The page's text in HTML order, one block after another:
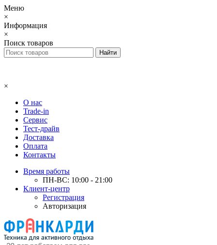
Меню
×
Информация
×
Поиск товаров
×
О нас
Trade-in
Сервис
Тест-драйв
Доставка
Оплата
Контакты
Время работы
ПН-ВС: 10:00 - 21:00
Клиент-центр
Регистрация
Авторизация